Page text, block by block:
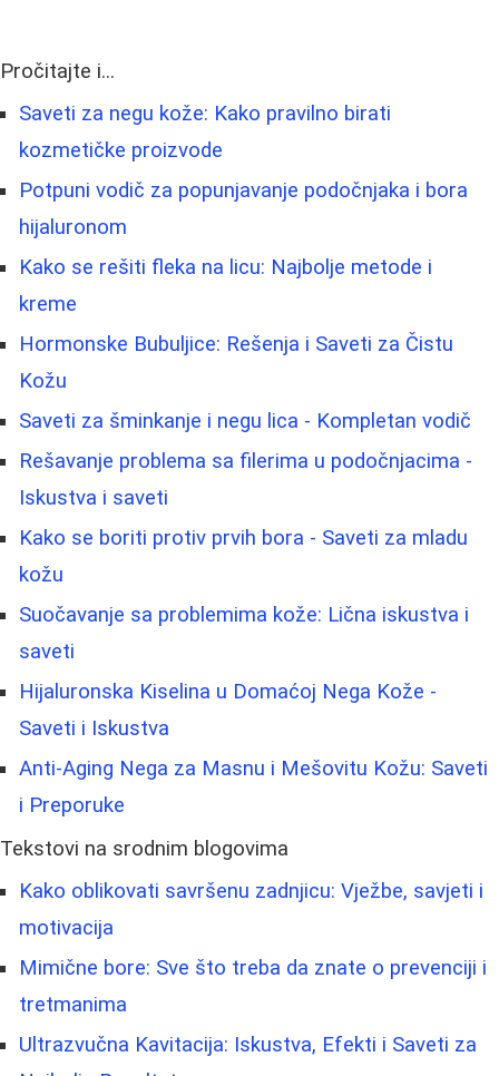
Pročitajte i...
Saveti za negu kože: Kako pravilno birati
kozmetičke proizvode
Potpuni vodič za popunjavanje podočnjaka i bora
hijaluronom
Kako se rešiti fleka na licu: Najbolje metode i
kreme
Hormonske Bubuljice: Rešenja i Saveti za Čistu
Kožu
Saveti za šminkanje i negu lica - Kompletan vodič
Rešavanje problema sa filerima u podočnjacima -
Iskustva i saveti
Kako se boriti protiv prvih bora - Saveti za mladu
kožu
Suočavanje sa problemima kože: Lična iskustva i
saveti
Hijaluronska Kiselina u Domaćoj Nega Kože -
Saveti i Iskustva
Anti-Aging Nega za Masnu i Mešovitu Kožu: Saveti
i Preporuke
Tekstovi na srodnim blogovima
Kako oblikovati savršenu zadnjicu: Vježbe, savjeti i
motivacija
Mimične bore: Sve što treba da znate o prevenciji i
tretmanima
Ultrazvučna Kavitacija: Iskustva, Efekti i Saveti za